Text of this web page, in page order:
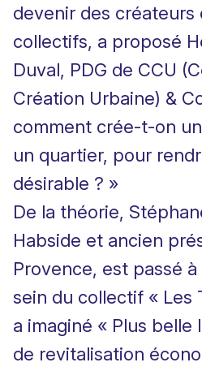
devenir des créateurs
collectifs, a proposé
Duval, PDG de CCU
Création Urbaine) &
comment crée-t-on
un quartier, pour
désirable ? »
De la théorie,
Habside et ancien
Provence, est passé
sein du collectif « Les
a imaginé « Plus belle
de revitalisation